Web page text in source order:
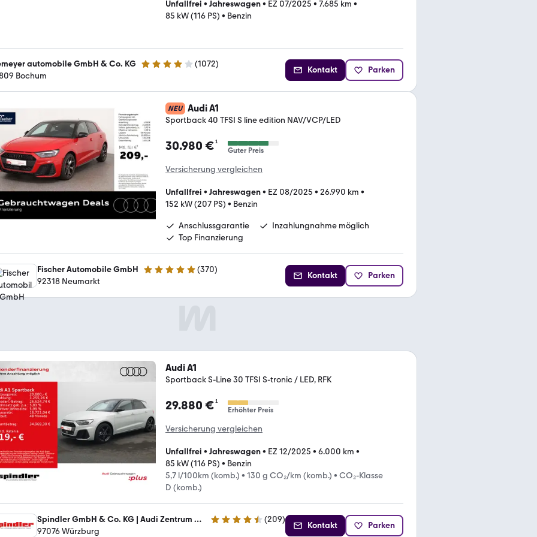
Unfallfrei • Jahreswagen• EZ 07/2025 • 7.685 km •
85 kW (116 PS) • Benzin
automobile GmbH & Co. KG 4.2 Sterne (1072)
Bochum
Kontakt Parken
NEU Audi A1
Sportback 40 TFSI S line edition NAV/VCP/LED
30.980 €¹
Guter Preis
Versicherung vergleichen
Unfallfrei • Jahreswagen• EZ 08/2025 • 26.990 km •
152 kW (207 PS) • Benzin
Anschlussgarantie
Inzahlungnahme möglich
Top Finanzierung
Fischer Automobile GmbH 4.8 Sterne (370)
92318 Neumarkt
Kontakt Parken
Audi A1
Sportback S-Line 30 TFSI S-tronic / LED, RFK
29.880 €¹
Erhöhter Preis
Versicherung vergleichen
Unfallfrei • Jahreswagen• EZ 12/2025 • 6.000 km •
85 kW (116 PS) • Benzin
5,7 l/100km (komb.) • 130 g CO₂/km (komb.) • CO₂-Klasse
D (komb.)
Spindler GmbH & Co. KG | Audi Zentrum Würzburg 4.7 Sterne (209)
97076 Würzburg
Kontakt Parken